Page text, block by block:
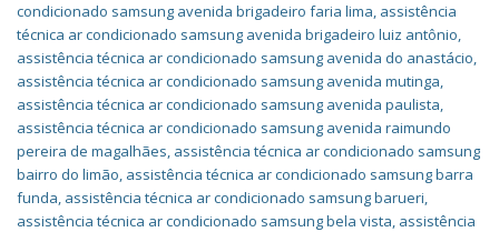
condicionado samsung avenida brigadeiro faria lima, assistência
técnica ar condicionado samsung avenida brigadeiro luiz antônio,
assistência técnica ar condicionado samsung avenida do anastácio,
assistência técnica ar condicionado samsung avenida mutinga,
assistência técnica ar condicionado samsung avenida paulista,
assistência técnica ar condicionado samsung avenida raimundo
pereira de magalhães, assistência técnica ar condicionado samsung
bairro do limão, assistência técnica ar condicionado samsung barra
funda, assistência técnica ar condicionado samsung barueri,
assistência técnica ar condicionado samsung bela vista, assistência